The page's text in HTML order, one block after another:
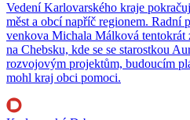
Vedení Karlovarského kraje
měst a obcí napříč regionem. Radní
venkova Michala Málková
na Chebsku, kde se se starostkou
rozvojovým projektům, budoucím
mohl kraj obci pomoci.